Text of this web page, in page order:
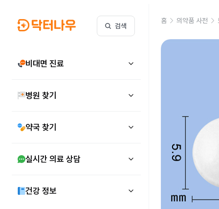
검색
비대면 진료
병원 찾기
약국 찾기
실시간 의료 상담
건강 정보
홈 의약품 사전